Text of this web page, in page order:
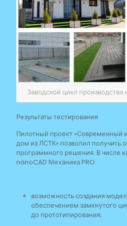
Заводской цикл производства
Результаты тестирования
Пилотный проект «Современный
дом из ЛСТК» позволил получить
программного решения. В числе
nanoCAD Механика PRO:
возможность создания
обеспечением замкнутого
до прототипирования;